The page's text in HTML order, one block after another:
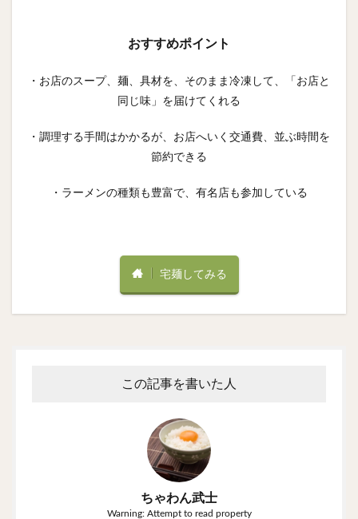
おすすめポイント
・お店のスープ、麺、具材を、そのまま冷凍して、「お店と
同じ味」を届けてくれる
・調理する手間はかかるが、お店へいく交通費、並ぶ時間を
節約できる
・ラーメンの種類も豊富で、有名店も参加している
宅麺してみる
この記事を書いた人
ちゃわん武士
Warning: Attempt to read property